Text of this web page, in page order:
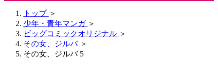
トップ ＞
少年・青年マンガ ＞
ビッグコミックオリジナル ＞
その女、ジルバ ＞
その女、ジルバ 5